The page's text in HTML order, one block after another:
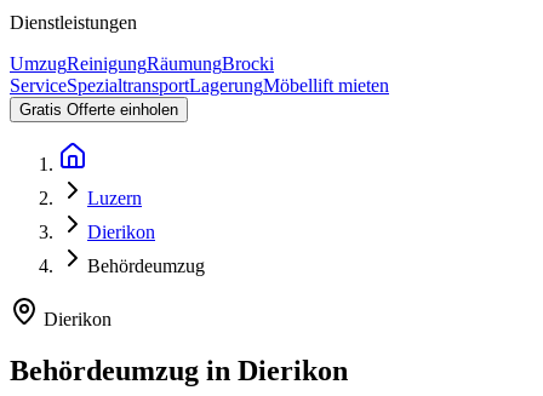
Dienstleistungen
UmzugReinigungRäumungBrocki
ServiceSpezialtransportLagerungMöbellift mieten
Gratis Offerte einholen
Luzern
Dierikon
Behördeumzug
Dierikon
Behördeumzug in Dierikon